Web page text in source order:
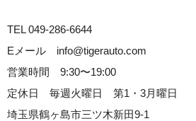
TEL 049-286-6644
Eメール info@tigerauto.com
営業時間 9:30〜19:00
定休日 毎週火曜日 第1・3月曜日
埼玉県鶴ヶ島市三ツ木新田9-1